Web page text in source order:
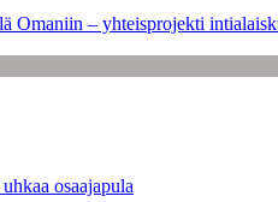
– yhteisprojekti
osaajapula